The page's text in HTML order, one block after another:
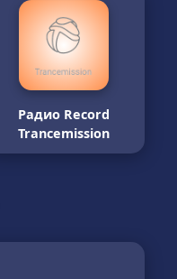
Радио Record
Trancemission